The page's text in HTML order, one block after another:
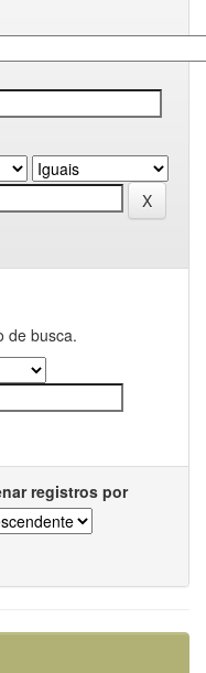
de busca.
registros por